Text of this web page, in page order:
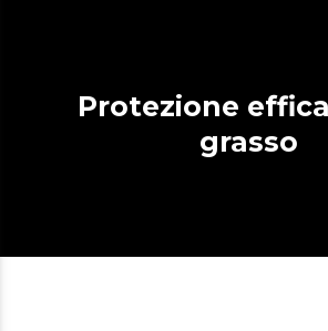
Protezione efficace dal
grasso